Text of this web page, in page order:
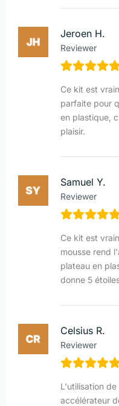
Jeroen H.
Reviewer
Ce kit est
parfaite pour
en plastique,
plaisir.
Samuel Y.
Reviewer
Ce kit est
mousse rend
plateau en
donne 5
Celsius R.
Reviewer
L'utilisation
accélérateur